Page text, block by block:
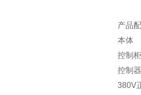
产品
本体
控制柜
控制器
380V